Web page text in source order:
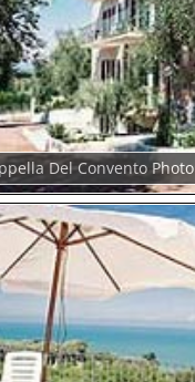
Del Convento Photo